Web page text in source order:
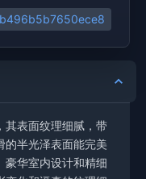
其表面纹理细腻，带
的半光泽表面能完美
豪华室内设计和精细